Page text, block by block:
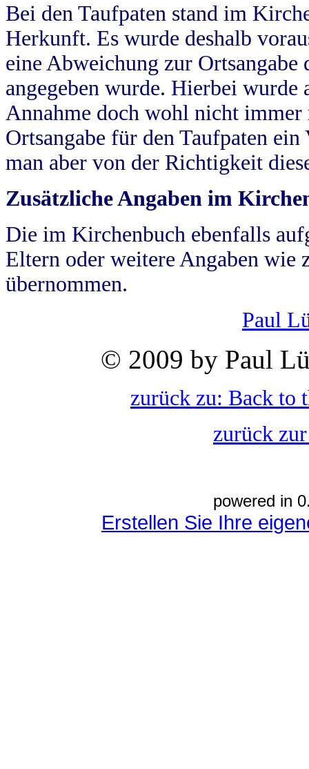
Bei den Taufpaten stand im
Herkunft. Es wurde deshalb
eine Abweichung zur
angegeben wurde. Hierbei wurde
Annahme doch wohl nicht
Ortsangabe für den Taufpaten
man aber von der Richtigkeit
Zusätzliche Angaben im
Die im Kirchenbuch ebenfalls
Eltern oder weitere Angaben wie
übernommen.
Paul
© 2009 by Paul
zurück zu: Back to
zurück
powered in
Erstellen Sie Ihre